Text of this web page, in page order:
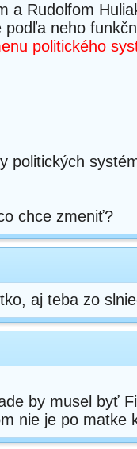
a Rudolfom
neho
politického
politických
chce zmeniť?
aj teba zo
by musel byť
nie je po matke